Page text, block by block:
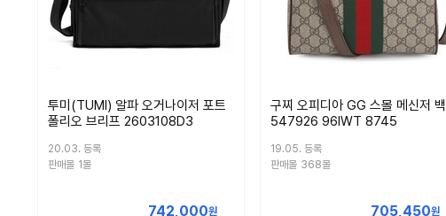
투미(TUMI) 알파 오거나이저 포트
폴리오 브리프 2603108D3
20.03. 등록
판매몰 1몰
742,000원
구찌 오피디아 GG 스몰 메신저 백
547926 96IWT 8745
19.05. 등록
판매몰 368몰
705,450원